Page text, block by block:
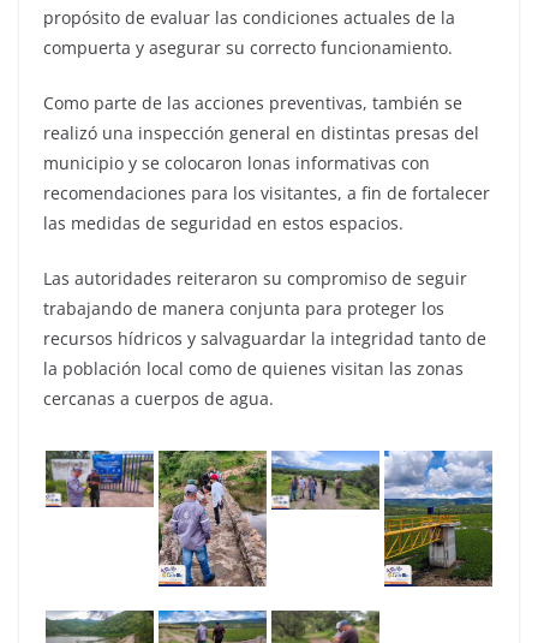
propósito de evaluar las condiciones actuales de la
compuerta y asegurar su correcto funcionamiento.
Como parte de las acciones preventivas, también se
realizó una inspección general en distintas presas del
municipio y se colocaron lonas informativas con
recomendaciones para los visitantes, a fin de fortalecer
las medidas de seguridad en estos espacios.
Las autoridades reiteraron su compromiso de seguir
trabajando de manera conjunta para proteger los
recursos hídricos y salvaguardar la integridad tanto de
la población local como de quienes visitan las zonas
cercanas a cuerpos de agua.